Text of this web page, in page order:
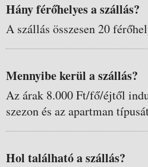
Hány férőhelyes a szállás?
A szállás összesen 20
Mennyibe kerül a szállás?
Az árak 8.000 Ft/fő/éjtől
szezon és az apartman
Hol található a szállás?